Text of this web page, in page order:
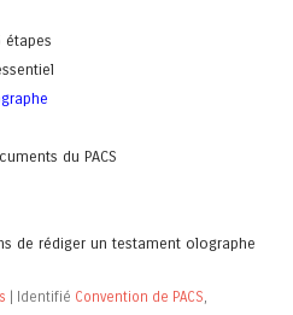
étapes
du PACS
de rédiger un testament olographe
| Identifié Convention de PACS